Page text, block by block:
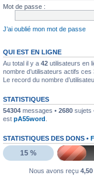
Bethoven tu peux
verra plus
labbethoven•18 mars
Hello, des fans
550PP à peu près
Mot de passe :
J’ai oublié mon mot de passe
QUI EST EN LIGNE
Au total il y a 42 utilisateurs en
nombre d’utilisateurs actifs
Le record du nombre
STATISTIQUES
54304 messages • 2680 sujets
est pA55word
STATISTIQUES DES DONS •
15 %
Nous avons reçu4,50